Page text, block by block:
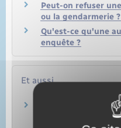
Peut-on refuser
ou la gendarmerie ?
Qu'est-ce qu'une
enquête ?
Et aussi
Audition des